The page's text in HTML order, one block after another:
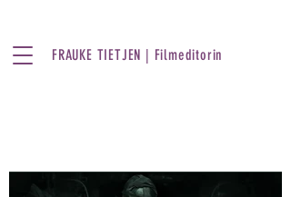
FRAUKE TIETJEN | Filmeditorin